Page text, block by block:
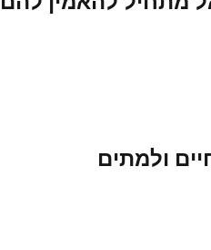
ולמתים